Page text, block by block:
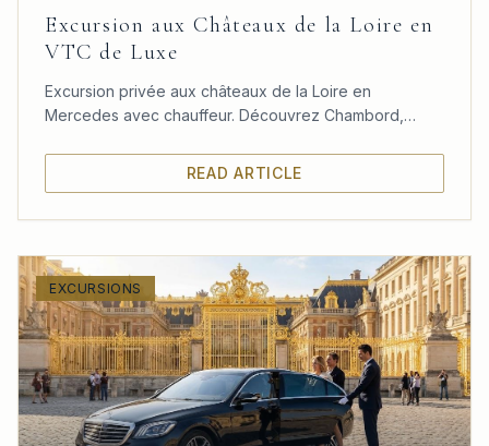
Excursion aux Châteaux de la Loire en
VTC de Luxe
Excursion privée aux châteaux de la Loire en
Mercedes avec chauffeur. Découvrez Chambord,
READ ARTICLE
EXCURSIONS